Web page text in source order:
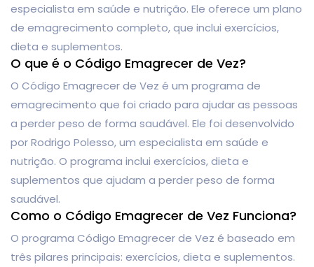
especialista em saúde e nutrição. Ele oferece um plano
de emagrecimento completo, que inclui exercícios,
dieta e suplementos.
O que é o Código Emagrecer de Vez?
O Código Emagrecer de Vez é um programa de
emagrecimento que foi criado para ajudar as pessoas
a perder peso de forma saudável. Ele foi desenvolvido
por Rodrigo Polesso, um especialista em saúde e
nutrição. O programa inclui exercícios, dieta e
suplementos que ajudam a perder peso de forma
saudável.
Como o Código Emagrecer de Vez Funciona?
O programa Código Emagrecer de Vez é baseado em
três pilares principais: exercícios, dieta e suplementos.